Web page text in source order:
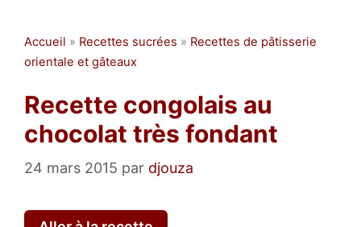
Accueil » Recettes sucrées » Recettes de pâtisserie
orientale et gâteaux
Recette congolais au
chocolat très fondant
24 mars 2015 par djouza